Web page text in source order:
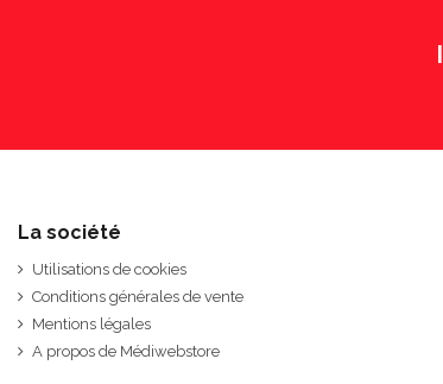
La société
Utilisations de cookies
Conditions générales de vente
Mentions légales
A propos de Médiwebstore